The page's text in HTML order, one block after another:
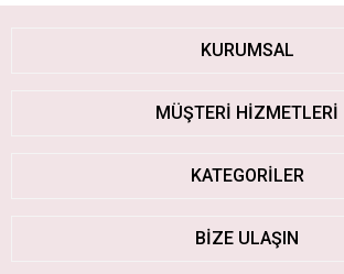
KURUMSAL
MÜŞTERİ HİZMETLERİ
KATEGORİLER
BİZE ULAŞIN